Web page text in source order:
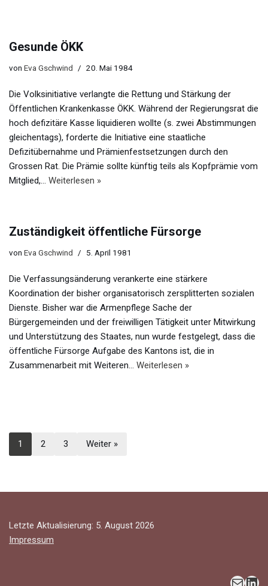
Gesunde ÖKK
von Eva Gschwind 20. Mai 1984
Die Volksinitiative verlangte die Rettung und Stärkung der
Öffentlichen Krankenkasse ÖKK. Während der Regierungsrat die
hoch defizitäre Kasse liquidieren wollte (s. zwei Abstimmungen
gleichentags), forderte die Initiative eine staatliche
Defizitübernahme und Prämienfestsetzungen durch den
Grossen Rat. Die Prämie sollte künftig teils als Kopfprämie vom
Mitglied,… Weiterlesen »
Zuständigkeit öffentliche Fürsorge
von Eva Gschwind 5. April 1981
Die Verfassungsänderung verankerte eine stärkere
Koordination der bisher organisatorisch zersplitterten sozialen
Dienste. Bisher war die Armenpflege Sache der
Bürgergemeinden und der freiwilligen Tätigkeit unter Mitwirkung
und Unterstützung des Staates, nun wurde festgelegt, dass die
öffentliche Fürsorge Aufgabe des Kantons ist, die in
Zusammenarbeit mit Weiteren… Weiterlesen »
1 2 3 Weiter »
Letzte Aktualisierung: 5. August 2026
Impressum